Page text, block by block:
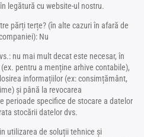
legătură cu website-ul nostru.
părți terțe? (în alte cazuri în afară de
Nu
nu mai mult decat este necesar, în
pentru a menține arhive contabile),
informațiilor (ex: consimțământ,
și până la revocarea
perioade specifice de stocare a datelor
stocării datelor dvs.
utilizarea de soluții tehnice și